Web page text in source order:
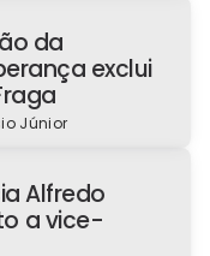
da
exclui
Júnior
Alfredo
a vice-